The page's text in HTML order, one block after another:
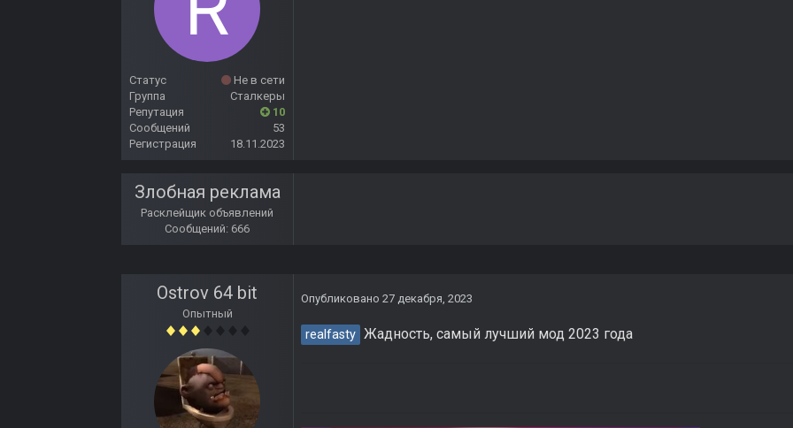
Статус
Не в сети
Группа
Сталкеры
Репутация
10
Сообщений
53
Регистрация
18.11.2023
Злобная реклама
Расклейщик объявлений
Сообщений: 666
Ostrov 64 bit
Опытный
Опубликовано 27 декабря, 2023
realfasty Жадность, самый лучший мод 2023 года